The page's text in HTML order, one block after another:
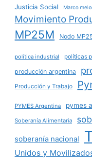
Justicia Social Marco
Movimiento
MP25M Nodo
política industrial políticas
producción argentina
Producción y Trabajo
PYMES Argentina pymes
Soberanía Alimentaria
soberanía nacional
Unidos y